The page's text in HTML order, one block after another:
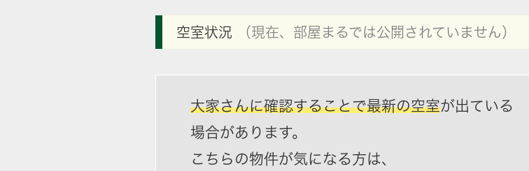
空室状況 （現在、部屋まるでは公開されていません）
大家さんに確認することで最新の空室が出ている
場合があります。
こちらの物件が気になる方は、